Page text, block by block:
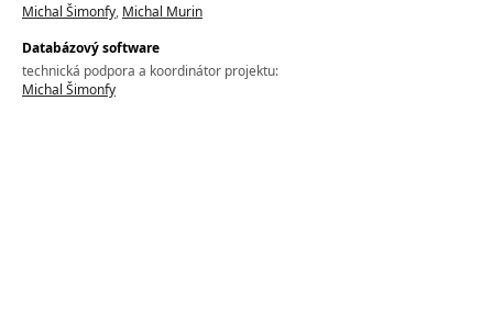
Michal Šimonfy, Michal Murin
Databázový software
technická podpora a koordinátor projektu:
Michal Šimonfy